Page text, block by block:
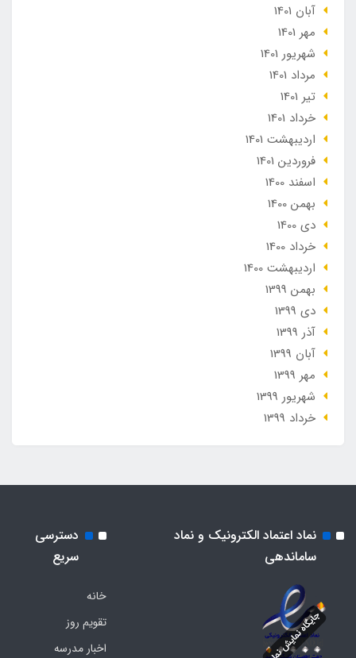
آبان 1401
مهر 1401
شهریور 1401
مرداد 1401
تير 1401
خرداد 1401
ارديبهشت 1401
فروردین 1401
اسفند 1400
بهمن 1400
دی 1400
خرداد 1400
ارديبهشت 1400
بهمن 1399
دی 1399
آذر 1399
آبان 1399
مهر 1399
شهریور 1399
خرداد 1399
نماد اعتماد الکترونیک و نماد
ساماندهی
دسترسی
سریع
خانه
تقویم روز
اخبار مدرسه